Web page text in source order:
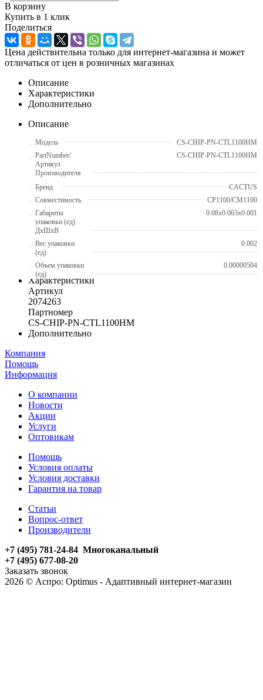
В корзину
Купить в 1 клик
Поделиться
Цена действительна только для интернет-магазина и может
отличаться от цен в розничных магазинах
Описание
Характеристики
Дополнительно
Описание
Модель
CS-CHIP-PN-CTL1100HM
PartNumber/
Артикул
Производителя
CS-CHIP-PN-CTL1100HM
Бренд
CACTUS
Совместимость
CP1100/CM1100
Габариты
упаковки (ед)
ДхШхВ
0.08x0.063x0.001
Вес упаковки
(ед)
0.002
Объем упаковки
(ед)
0.00000504
Характеристики
Артикул
2074263
Партномер
CS-CHIP-PN-CTL1100HM
Дополнительно
Компания
Помощь
Информация
О компании
Новости
Акции
Услуги
Оптовикам
Помощь
Условия оплаты
Условия доставки
Гарантия на товар
Статьи
Вопрос-ответ
Производители
+7 (495) 781-24-84 Многоканальный
+7 (495) 677-08-20
Заказать звонок
2026 © Аспро: Optimus - Адаптивный интернет-магазин